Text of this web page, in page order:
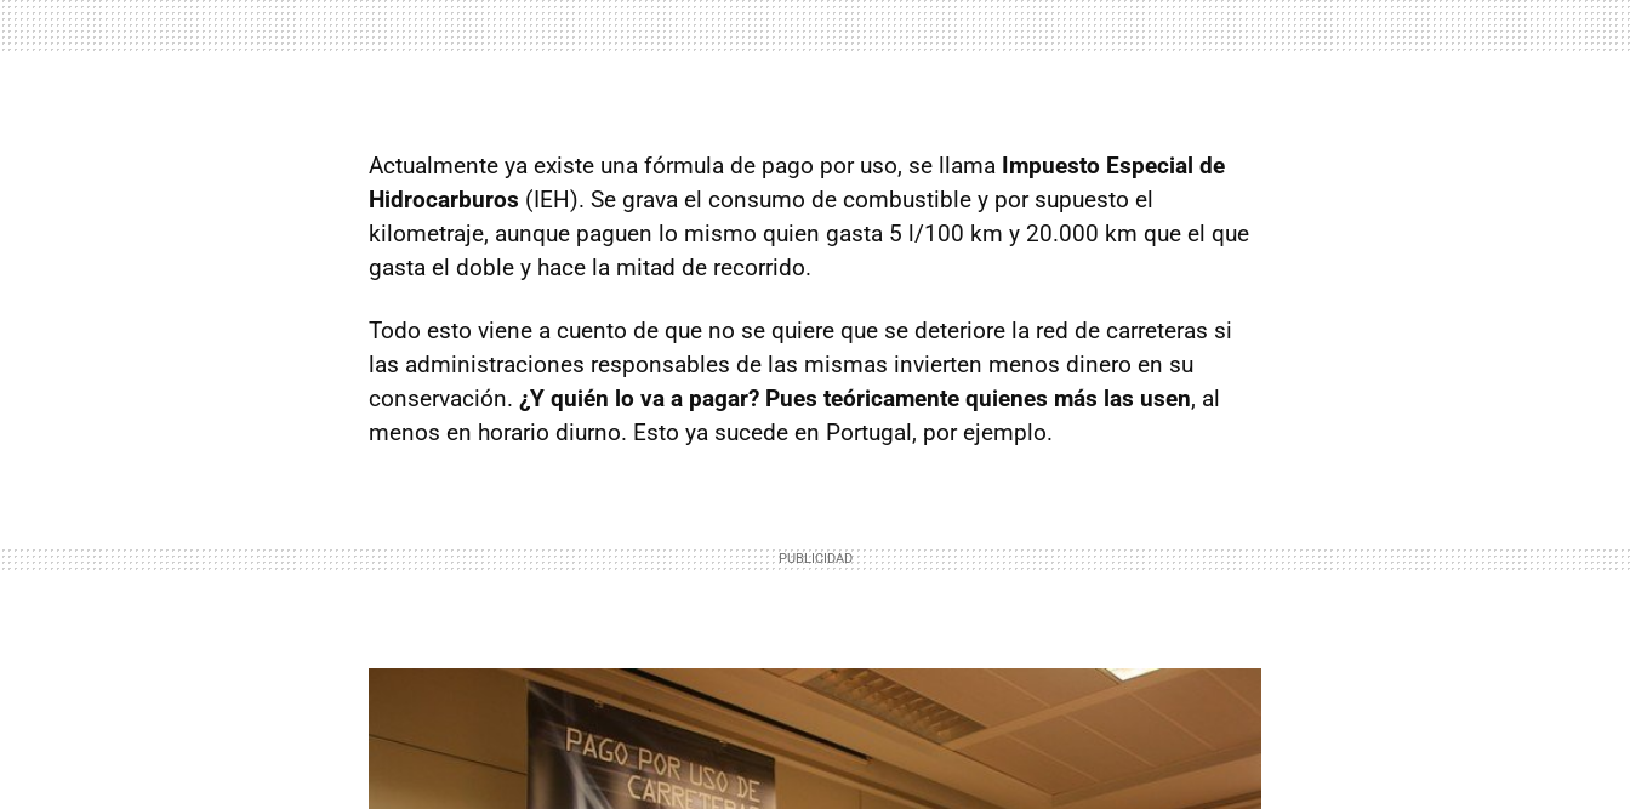
Actualmente ya existe una fórmula de pago por uso, se llama Impuesto Especial de
Hidrocarburos (IEH). Se grava el consumo de combustible y por supuesto el
kilometraje, aunque paguen lo mismo quien gasta 5 l/100 km y 20.000 km que el que
gasta el doble y hace la mitad de recorrido.
Todo esto viene a cuento de que no se quiere que se deteriore la red de carreteras si
las administraciones responsables de las mismas invierten menos dinero en su
conservación. ¿Y quién lo va a pagar? Pues teóricamente quienes más las usen, al
menos en horario diurno. Esto ya sucede en Portugal, por ejemplo.